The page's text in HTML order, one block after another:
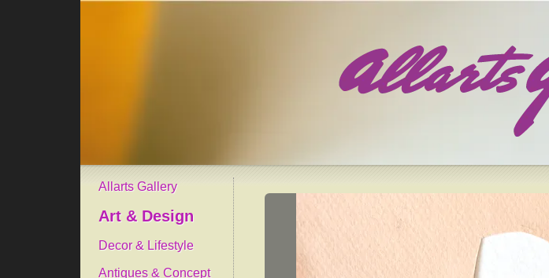
Allarts Gallery
Art & Design
Decor & Lifestyle
Antiques & Concept